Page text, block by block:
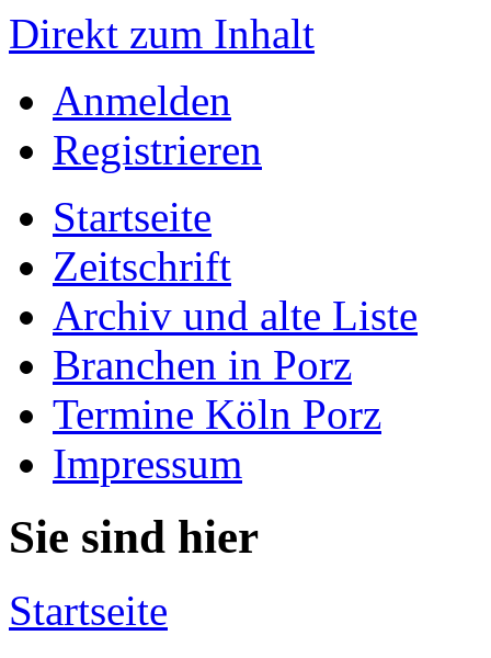
Direkt zum Inhalt
Anmelden
Registrieren
Startseite
Zeitschrift
Archiv und alte Liste
Branchen in Porz
Termine Köln Porz
Impressum
Sie sind hier
Startseite